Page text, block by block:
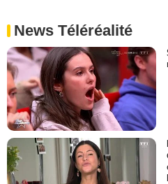
News Téléréalité